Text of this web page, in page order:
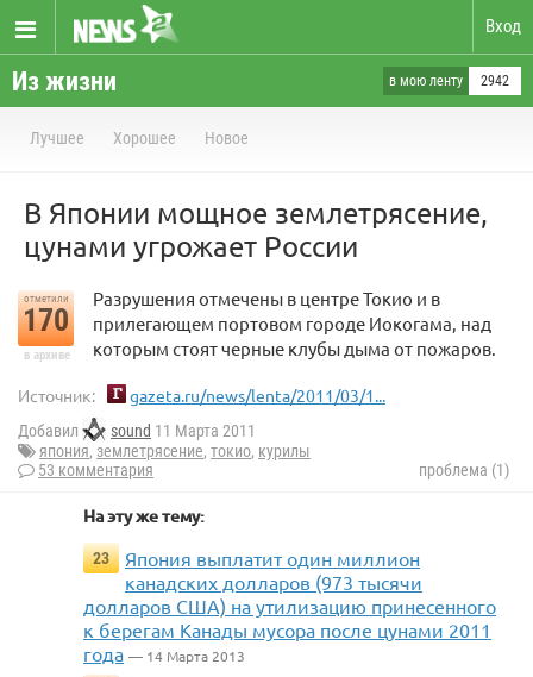
Вход
Из жизни в мою ленту 2942
Лучшее Хорошее Новое
В Японии мощное землетрясение,
цунами угрожает России
отметили
170
в архиве
Разрушения отмечены в центре Токио и в
прилегающем портовом городе Иокогама, над
которым стоят черные клубы дыма от пожаров.
Источник: gazeta.ru/news/lenta/2011/03/1...
Добавил sound 11 Марта 2011
япония, землетрясение, токио, курилы
53 комментария
проблема (1)
На эту же тему:
23
Япония выплатит один миллион
канадских долларов (973 тысячи
долларов США) на утилизацию принесенного
к берегам Канады мусора после цунами 2011
года — 14 Марта 2013